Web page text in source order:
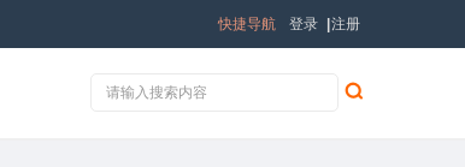
登录 注册
快捷导航